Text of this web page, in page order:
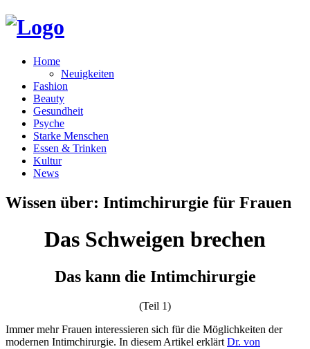
Home
Neuigkeiten
Fashion
Beauty
Gesundheit
Psyche
Starke Menschen
Essen & Trinken
Kultur
News
Wissen über: Intimchirurgie für Frauen
Das Schweigen brechen
Das kann die Intimchirurgie
(Teil 1)
Immer mehr Frauen interessieren sich für die Möglichkeiten der
modernen Intimchirurgie. In diesem Artikel erklärt Dr. von